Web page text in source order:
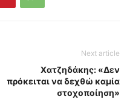
Next article
Χατζηδάκης: «Δεν
πρόκειται να δεχθώ καμία
στοχοποίηση»